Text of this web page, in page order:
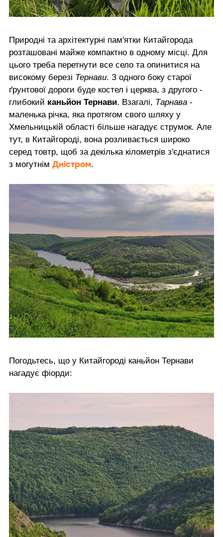
Природні та архітектурні пам'ятки Китайгорода
розташовані майже компактно в одному місці. Для
цього треба перетнути все село та опинитися на
високому березі Тернави. З одного боку старої
ґрунтової дороги буде костел і церква, з другого -
глибокий каньйон Тернави. Взагалі, Тарнава -
маленька річка, яка протягом свого шляху у
Хмельницькій області більше нагадує струмок. Але
тут, в Китайгороді, вона розливається широко
серед товтр, щоб за декілька кілометрів з'єднатися
з могутнім Дністром.
Погодьтесь, що у Китайгороді каньйон Тернави
нагадує фіорди: